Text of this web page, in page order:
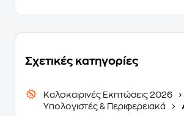
Σχετικές κατηγορίες
Καλοκαιρινές Εκπτώσεις 2026
Υπολογιστές & Περιφερειακά